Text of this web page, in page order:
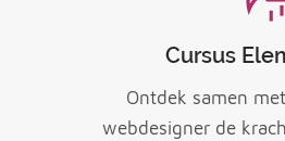
Cursus
Ontdek samen
webdesigner de